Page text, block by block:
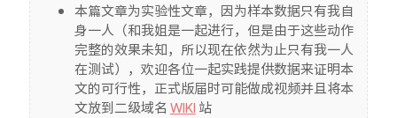
本篇文章为实验性文章，因为样本数据只有我自
身一人（和我姐是一起进行，但是由于这些动作
完整的效果未知，所以现在依然为止只有我一人
在测试），欢迎各位一起实践提供数据来证明本
文的可行性，正式版届时可能做成视频并且将本
文放到二级域名 WIKI 站
清单
书单
影视